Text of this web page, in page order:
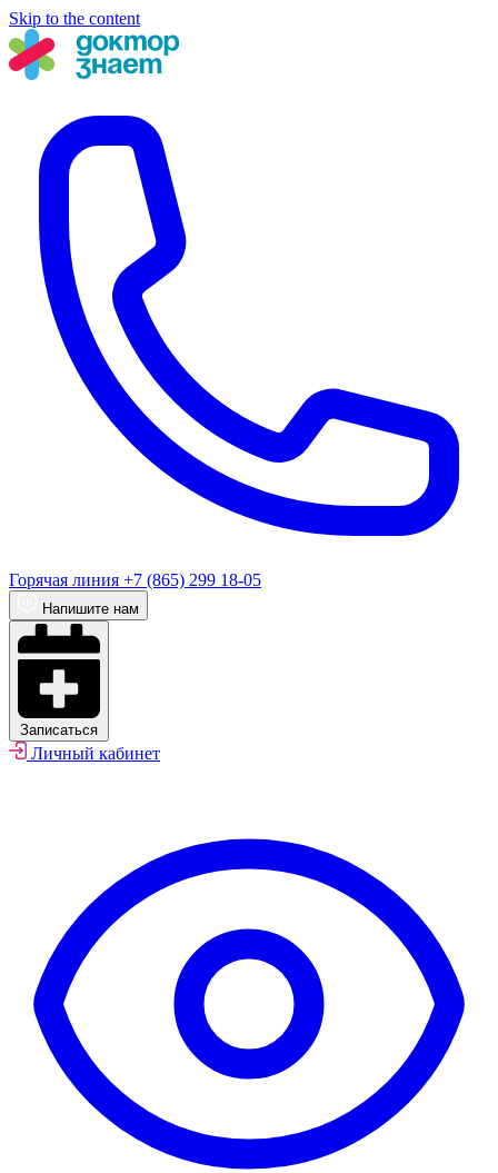
Skip to the content
Горячая линия +7 (865) 299 18-05
Напишите нам
Записаться
Личный кабинет